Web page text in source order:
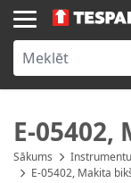
Skip to Content
E-
Sākums
E-05402, Makita